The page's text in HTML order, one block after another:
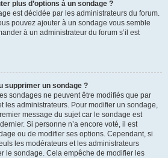
plus d’options à un sondage ?
est décidée par les administrateurs du forum.
pouvez ajouter à un sondage vous semble
à un administrateur du forum s’il est
supprimer un sondage ?
sondages ne peuvent être modifiés que par
les administrateurs. Pour modifier un sondage,
message du sujet car le sondage est
Si personne n’a encore voté, il est
ou de modifier ses options. Cependant, si
les modérateurs et les administrateurs
le sondage. Cela empêche de modifier les